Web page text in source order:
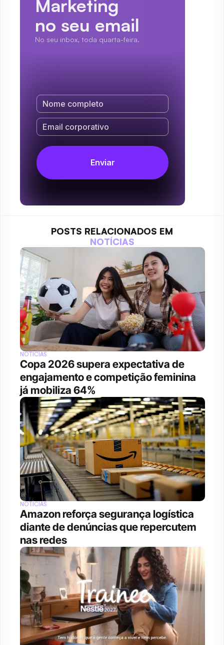
Marketing
no seu email
No seu inbox, toda quarta-feira.
POSTS RELACIONADOS EM
NOTÍCIAS
NOTÍCIAS
Copa 2026 supera expectativa de
engajamento e competição feminina
já mobiliza 64%
NOTÍCIAS
Amazon reforça segurança logística
diante de denúncias que repercutem
nas redes